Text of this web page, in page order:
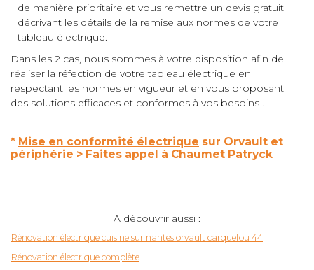
de manière prioritaire et vous remettre un devis gratuit
décrivant les détails de la remise aux normes de votre
tableau électrique.
Dans les 2 cas, nous sommes à votre disposition afin de
réaliser la réfection de votre tableau électrique en
respectant les normes en vigueur et en vous proposant
des solutions efficaces et conformes à vos besoins .
* Mise en conformité électrique sur Orvault et
périphérie > Faites appel à Chaumet Patryck
A découvrir aussi :
Rénovation électrique cuisine sur nantes orvault carquefou 44
Rénovation électrique complète